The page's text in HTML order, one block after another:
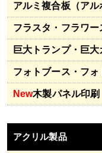
アルミ複合板（アル
フラスタ・フラワ
巨大トランプ・巨大
フォトブース・フォ
New木製パネル印刷
アクリル製品